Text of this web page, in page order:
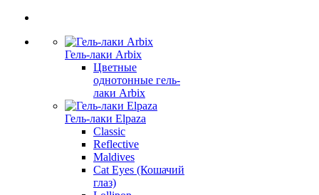
Гель-лаки Arbix
Цветные
однотонные гель-
лаки Arbix
Гель-лаки Elpaza
Classic
Reflective
Maldives
Cat Eyes (Кошачий
глаз)